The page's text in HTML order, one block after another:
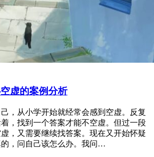
虚的案例分析
，从小学开始就经常会感到空虚。反复
，找到一个答案才能不空虚。但过一段
，又需要继续找答案。现在又开始怀疑
，问自己该怎么办。我问…